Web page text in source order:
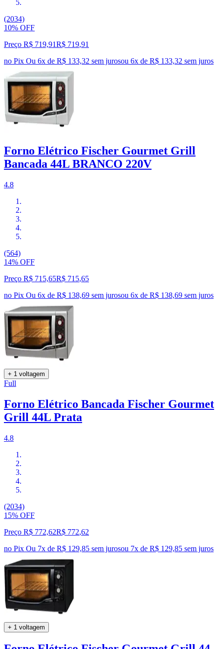
(2034)
10% OFF
Preço R$ 719,91R$ 719,91
no Pix Ou 6x de R$ 133,32 sem jurosou 6x de R$ 133,32 sem juros
Forno Elétrico Fischer Gourmet Grill
Bancada 44L BRANCO 220V
4.8
(564)
14% OFF
Preço R$ 715,65R$ 715,65
no Pix Ou 6x de R$ 138,69 sem jurosou 6x de R$ 138,69 sem juros
+ 1 voltagem
Full
Forno Elétrico Bancada Fischer Gourmet
Grill 44L Prata
4.8
(2034)
15% OFF
Preço R$ 772,62R$ 772,62
no Pix Ou 7x de R$ 129,85 sem jurosou 7x de R$ 129,85 sem juros
+ 1 voltagem